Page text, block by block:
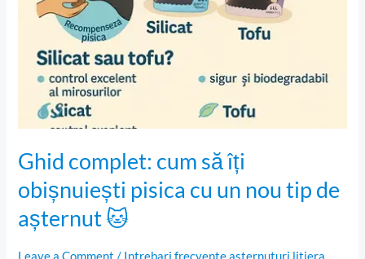
Ghid complet: cum să îți
obișnuiești pisica cu un nou tip de
așternut 🐱